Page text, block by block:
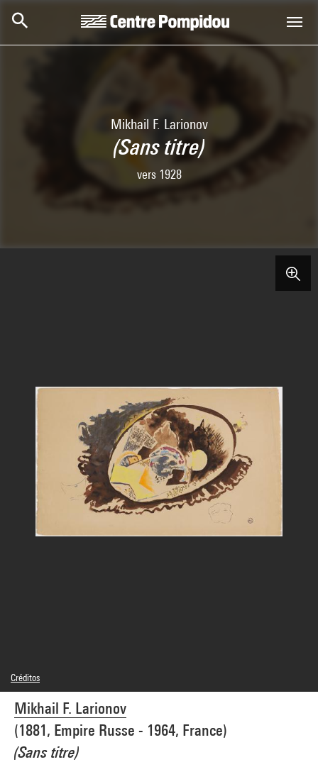
Mikhail F. Larionov
(Sans titre)
vers 1928
Mikhail F. Larionov
(1881, Empire Russe - 1964, France)
(Sans titre)
Créditos
© droits réservés
Créditos fotográficos : Centre Pompidou, MNAM-CCI/Audrey Laurans/Dist.
GrandPalaisRmn
Referencia de la imagen : 4N86196
Difusión de la imagen :